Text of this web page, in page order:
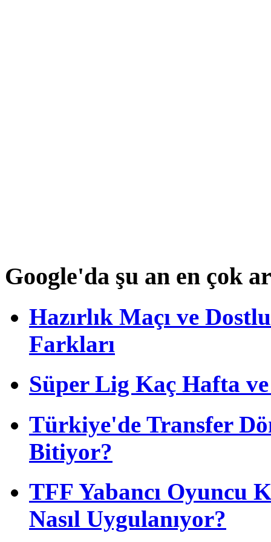
Google'da şu an en çok
Hazırlık Maçı ve
Farkları
Süper Lig Kaç Hafta
Türkiye'de Transfer
Bitiyor?
TFF Yabancı Oyuncu
Nasıl Uygulanıyor?